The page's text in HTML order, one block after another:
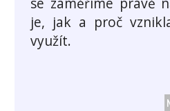
je, jak a proč
využít.